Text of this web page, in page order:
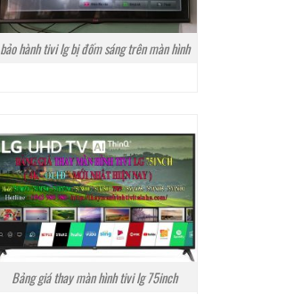
bảo hành tivi lg bị đốm sáng trên màn hình
Bảng giá thay màn hình tivi lg 75inch